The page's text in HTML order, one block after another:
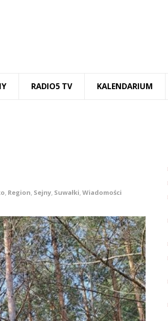
RADIO5 TV KALENDARIUM
, Region, Sejny, Suwałki,Wiadomości